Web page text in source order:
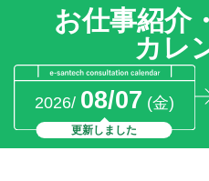
お仕事紹介
カレ
2026/ 08/07 (金)
更新しました